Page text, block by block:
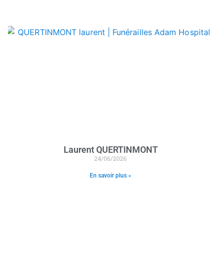
Laurent QUERTINMONT
24/06/2026
En savoir plus »